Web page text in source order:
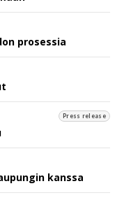
prosessia
Press release
kanssa